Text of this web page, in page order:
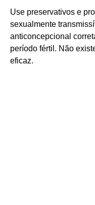
Use preservativos e
sexualmente
anticoncepcional
período fértil. Não
eficaz.